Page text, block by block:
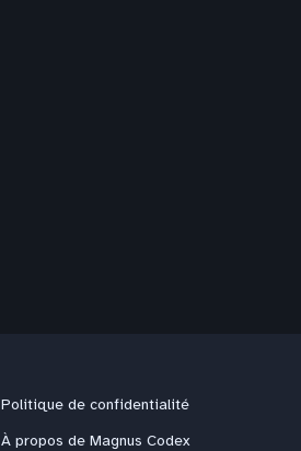
Politique de confidentialité
À propos de Magnus Codex